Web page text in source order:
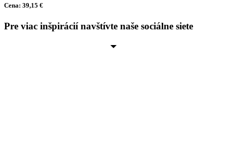
Cena: 39,15 €
Pre viac inšpirácií navštívte naše sociálne siete